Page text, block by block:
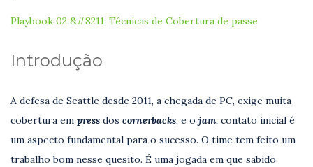
Playbook 02 &#8211; Técnicas de Cobertura de passe
Introdução
A defesa de Seattle desde 2011, a chegada de PC, exige muita
cobertura em press dos cornerbacks, e o jam, contato inicial é
um aspecto fundamental para o sucesso. O time tem feito um
trabalho bom nesse quesito. É uma jogada em que sabido